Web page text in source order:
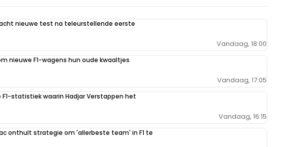
nieuwe test na teleurstellende eerste
Vandaag, 18:00
nieuwe F1-wagens hun oude kwaaltjes
Vandaag, 17:05
F1-statistiek waarin Hadjar Verstappen het
Vandaag, 16:15
onthult strategie om 'allerbeste team' in F1 te